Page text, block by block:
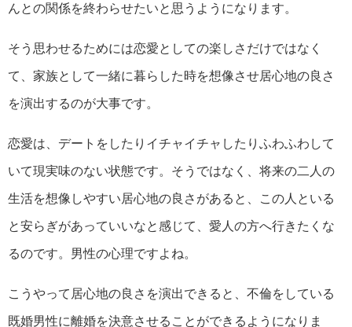
んとの関係を終わらせたいと思うようになります。
そう思わせるためには恋愛としての楽しさだけではなく
て、家族として一緒に暮らした時を想像させ居心地の良さ
を演出するのが大事です。
恋愛は、デートをしたりイチャイチャしたりふわふわして
いて現実味のない状態です。そうではなく、将来の二人の
生活を想像しやすい居心地の良さがあると、この人といる
と安らぎがあっていいなと感じて、愛人の方へ行きたくな
るのです。男性の心理ですよね。
こうやって居心地の良さを演出できると、不倫をしている
既婚男性に離婚を決意させることができるようになりま